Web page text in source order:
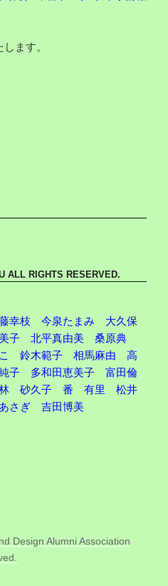
ます。
ALL RIGHTS RESERVED.
幸枝 今泉たまみ
大久保
子 北平真由美
桑原典
鈴木範子 相馬麻由
高
子 多和田恵美子
富田倫
砂久子 番 有里
松井
さぎ 吉田博美
Design Alumni Association